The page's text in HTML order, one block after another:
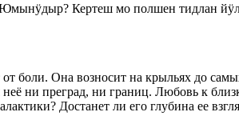
Кертеш мо полшен тидлан
Она возносит на крыльях до
неё ни преград, ни границ. Любовь к
Достанет ли его глубина ее